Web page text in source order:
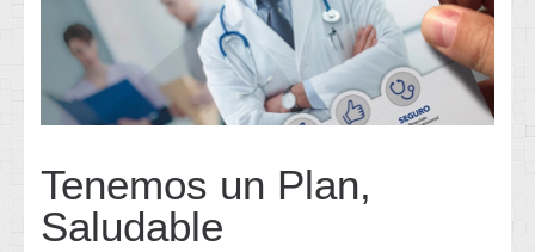
Tenemos un Plan,
Saludable